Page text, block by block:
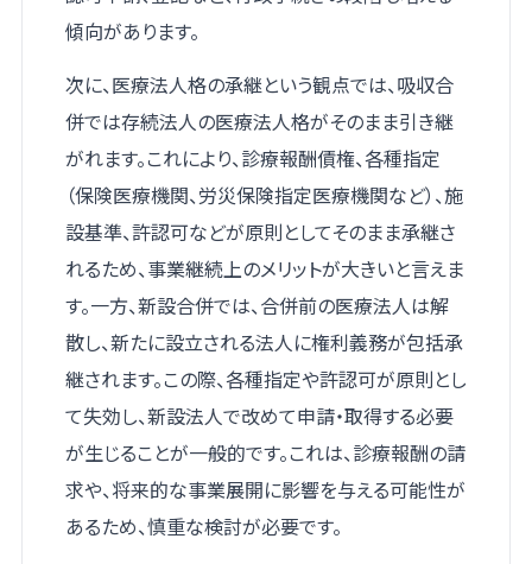
傾向があります。
次に、医療法人格の承継という観点では、吸収合
併では存続法人の医療法人格がそのまま引き継
がれます。これにより、診療報酬債権、各種指定
（保険医療機関、労災保険指定医療機関など）、施
設基準、許認可などが原則としてそのまま承継さ
れるため、事業継続上のメリットが大きいと言えま
す。一方、新設合併では、合併前の医療法人は解
散し、新たに設立される法人に権利義務が包括承
継されます。この際、各種指定や許認可が原則とし
て失効し、新設法人で改めて申請・取得する必要
が生じることが一般的です。これは、診療報酬の請
求や、将来的な事業展開に影響を与える可能性が
あるため、慎重な検討が必要です。